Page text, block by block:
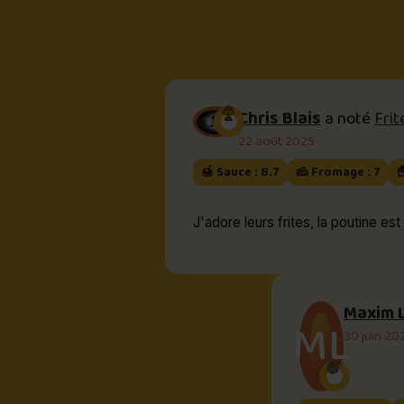
Chris Blaisa noté
22 août 2025
🍯 Sauce : 8.7 🧀 Fromage : 7
J'adore leurs frites, la poutine
MLMaxim
30 juin